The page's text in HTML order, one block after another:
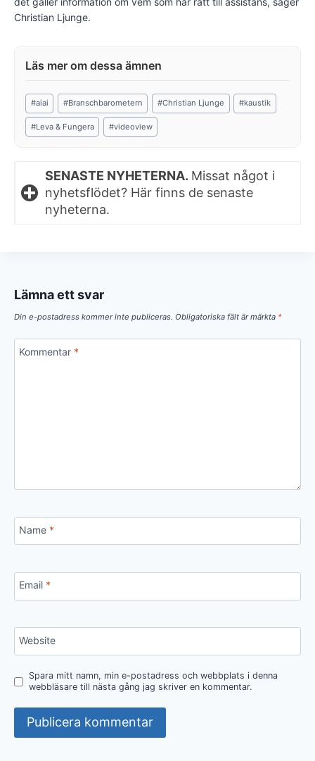
Christian Ljunge.
Post
Tags:
#aiai #Branschbarometern #Christian Ljunge #kaustik
#Leva & Fungera #videoview
SENASTE NYHETERNA. Missat något i
nyhetsflödet? Här finns de senaste
nyheterna.
Lämna ett svar
Din e-postadress kommer inte publiceras. Obligatoriska fält är märkta *
Kommentar *
Name *
Email *
Website
Spara mitt namn, min e-postadress och webbplats i denna
webbläsare till nästa gång jag skriver en kommentar.